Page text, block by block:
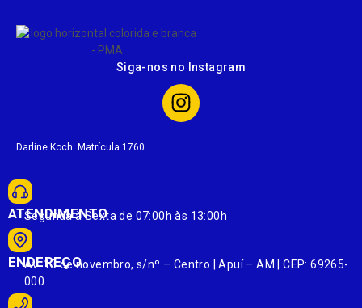
Siga-nos no Instagram
Darline Koch. Matrícula 1760
ATENDIMENTO
Segunda à Sexta de 07:00h às 13:00h
ENDEREÇO
Av. 13 de novembro, s/nº – Centro | Apuí – AM | CEP: 69265-
000